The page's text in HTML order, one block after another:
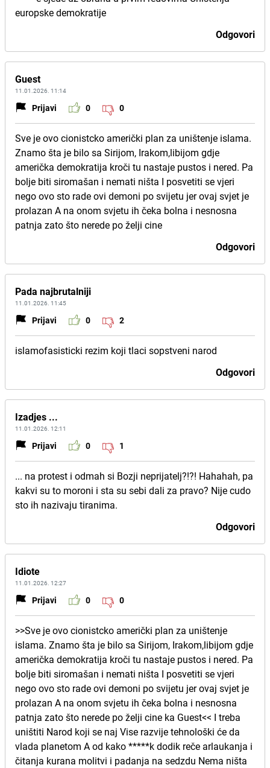
europske demokratije
Odgovori
Guest
11.01.2026. 11:14
Prijavi 0 0
Sve je ovo cionistcko američki plan za uništenje islama.
Znamo šta je bilo sa Sirijom, Irakom,libijom gdje
američka demokratija kroči tu nastaje pustos i nered. Pa
bolje biti siromašan i nemati ništa I posvetiti se vjeri
nego ovo sto rade ovi demoni po svijetu jer ovaj svjet je
prolazan A na onom svjetu ih čeka bolna i nesnosna
patnja zato što nerede po želji cine
Odgovori
Pada najbrutalniji
11.01.2026. 11:45
Prijavi 0 2
islamofasisticki rezim koji tlaci sopstveni narod
Odgovori
Izadjes ...
11.01.2026. 12:11
Prijavi 0 1
... na protest i odmah si Bozji neprijatelj?!?! Hahahah, pa
kakvi su to moroni i sta su sebi dali za pravo? Nije cudo
sto ih nazivaju tiranima.
Odgovori
Idiote
11.01.2026. 12:27
Prijavi 0 0
>>Sve je ovo cionistcko američki plan za uništenje
islama. Znamo šta je bilo sa Sirijom, Irakom,libijom gdje
američka demokratija kroči tu nastaje pustos i nered. Pa
bolje biti siromašan i nemati ništa I posvetiti se vjeri
nego ovo sto rade ovi demoni po svijetu jer ovaj svjet je
prolazan A na onom svjetu ih čeka bolna i nesnosna
patnja zato što nerede po želji cine ka Guest<< I treba
uništiti Narod koji se naj Vise razvije tehnološki će da
vlada planetom A od kako *****k dodik reče arlaukanja i
čitanja kurana molitvi i padanja na sedzdu Nema ništa